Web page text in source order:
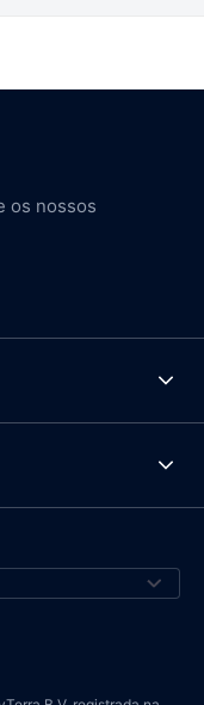
os nossos